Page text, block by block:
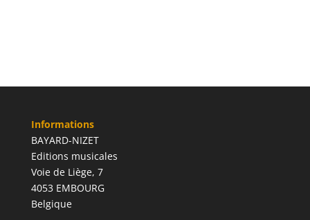
Informations
BAYARD-NIZET
Editions musicales
Voie de Liège, 7
4053 EMBOURG
Belgique